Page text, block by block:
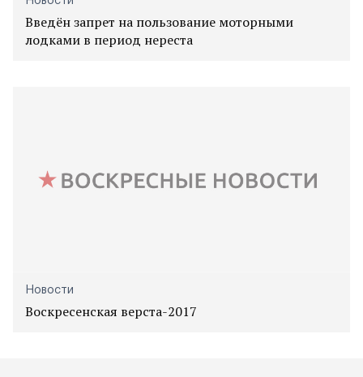
Введён запрет на пользование моторными
лодками в период нереста
Новости
Воскресенская верста-2017